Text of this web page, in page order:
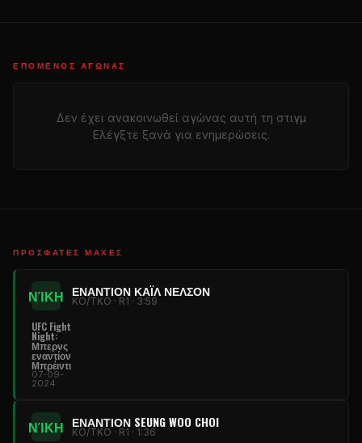
ΕΠΌΜΕΝΟΣ ΑΓΏΝΑΣ
Δεν έχει ανακοινωθεί αγώνας αυτή τη στιγμ
Ελέγξτε ξανά για ενημερώσεις.
ΠΡΌΣΦΑΤΕΣ ΜΆΧΕΣ
ΝΊΚΗ ΕΝΑΝΤΊΟΝ ΚΆΙΛ ΝΈΛΣΟΝ
KO/TKO · R1 · 3:59
UFC Fight
Night:
Μπερνς
εναντίον
Μπρέιντι
07-09-
2024
ΝΊΚΗ ΕΝΑΝΤΊΟΝ SEUNG WOO CHOI
KO/TKO · R1 · 1:36